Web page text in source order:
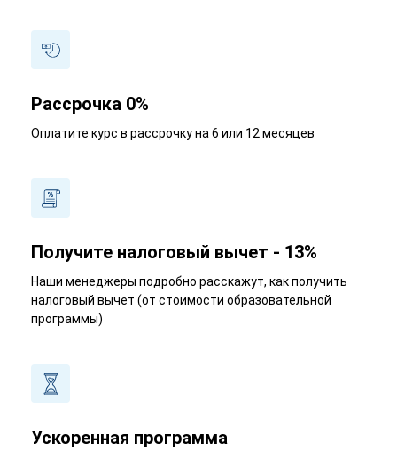
Рассрочка 0%
Оплатите курс в рассрочку на 6 или 12 месяцев
Получите налоговый вычет - 13%
Наши менеджеры подробно расскажут, как получить
налоговый вычет (от стоимости образовательной
программы)
Ускоренная программа